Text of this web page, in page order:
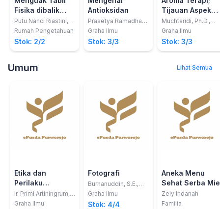
Fisika dibalik
Kesenian
Indonesia
Putu Nanci Riastini,
S.Pd., M.Pd., Syarifah
Rahmiza Muzana,
M.Pd., Prof. Dr.
Jumadi, M.Pd.
Rumah Pengetahuan
Stok: 2/2
Antioksidan
Prasetya Ramadhan,
S.Si.
Graha Ilmu
Stok: 3/3
Tijauan Aspek
Kimia Medisinal
Muchtaridi, Ph.D.,
Apt.,;Prof. Dr.
Graha Ilmu
Stok: 3/3
Umum Lihat Semua
Etika dan
Perilaku
Profesional
Sarjana
Ir. Primi Artiningrum,
M.Arch; DR.
Graha Ilmu
Fotografi
Burhanuddin, S.E.,
M.Si.
Graha Ilmu
Stok: 4/4
Aneka Menu
Sehat Serba Mie
Zely Indanah
Familia